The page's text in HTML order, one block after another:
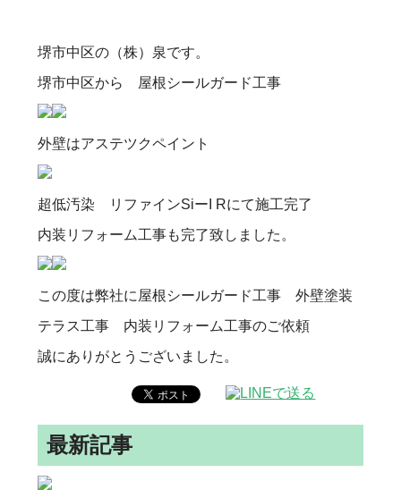
堺市中区の（株）泉です。
堺市中区から 屋根シールガード工事
外壁はアステツクペイント
超低汚染 リファインSiーI Rにて施工完了
内装リフォーム工事も完了致しました。
この度は弊社に屋根シールガード工事 外壁塗装
テラス工事 内装リフォーム工事のご依頼
誠にありがとうございました。
最新記事